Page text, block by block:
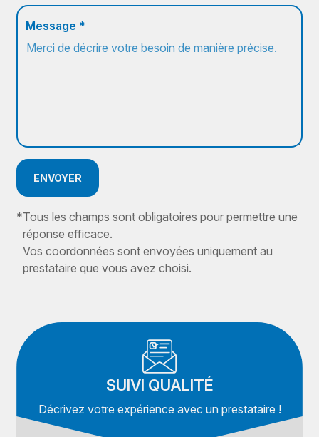
Message *
ENVOYER
*Tous les champs sont obligatoires pour permettre une
réponse efficace.
Vos coordonnées sont envoyées uniquement au
prestataire que vous avez choisi.
SUIVI QUALITÉ
Décrivez votre expérience avec un prestataire !